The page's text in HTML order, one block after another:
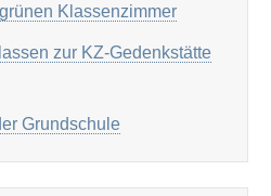
Klassenzimmer
zur KZ-Gedenkstätte
Grundschule